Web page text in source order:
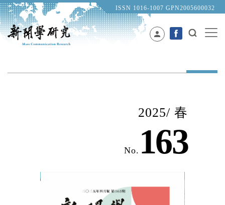
ISSN 1016-1007 GPN2005600032
person
2025/ 春
No. 163